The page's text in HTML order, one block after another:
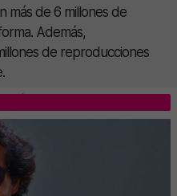
más de 6 millones de
Además,
de reproducciones